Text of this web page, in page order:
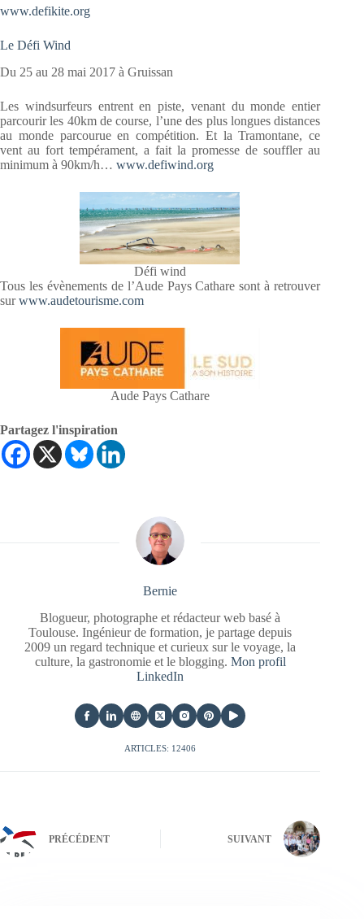
www.defikite.org
Le Défi Wind
Du 25 au 28 mai 2017 à Gruissan
Les windsurfeurs entrent en piste, venant du monde entier
parcourir les 40km de course, l’une des plus longues distances
au monde parcourue en compétition. Et la Tramontane, ce
vent au fort tempérament, a fait la promesse de souffler au
minimum à 90km/h… www.defiwind.org
Défi wind
Tous les évènements de l’Aude Pays Cathare sont à retrouver
surwww.audetourisme.com
Aude Pays Cathare
Partagez l'inspiration
Bernie
Blogueur, photographe et rédacteur web basé à
Toulouse. Ingénieur de formation, je partage depuis
2009 un regard technique et curieux sur le voyage, la
culture, la gastronomie et le blogging. Mon profil
LinkedIn
ARTICLES: 12406
PRÉCÉDENT SUIVANT